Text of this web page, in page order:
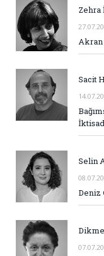
Zehra
Akran
Sacit
Selin
Deniz